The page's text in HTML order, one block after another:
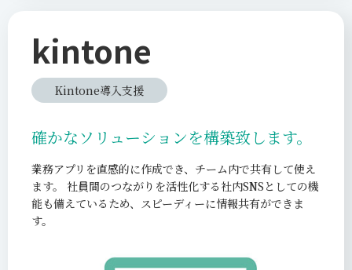
kintone
Kintone導入支援
確かなソリューションを構築致します。
業務アプリを直感的に作成でき、チーム内で共有して使え
ます。 社員間のつながりを活性化する社内SNSとしての機
能も備えているため、スピーディーに情報共有ができま
す。